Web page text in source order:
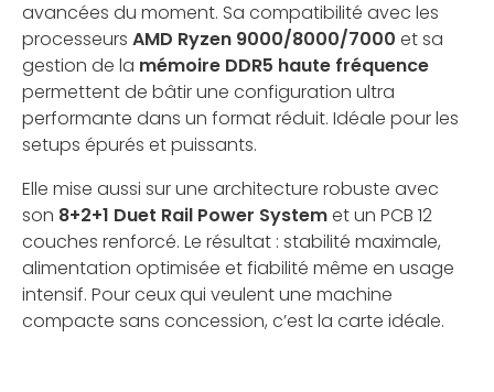
avancées du moment. Sa compatibilité avec les
processeurs AMD Ryzen 9000/8000/7000 et sa
gestion de la mémoire DDR5 haute fréquence
permettent de bâtir une configuration ultra
performante dans un format réduit. Idéale pour les
setups épurés et puissants.
Elle mise aussi sur une architecture robuste avec
son 8+2+1 Duet Rail Power Systemet un PCB 12
couches renforcé. Le résultat : stabilité maximale,
alimentation optimisée et fiabilité même en usage
intensif. Pour ceux qui veulent une machine
compacte sans concession, c’est la carte idéale.